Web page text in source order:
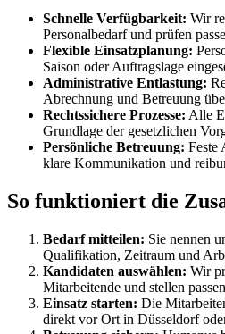
Schnelle Verfügbarkeit: Wir
Personalbedarf und prüfen
Flexible Einsatzplanung:
Saison oder Auftragslage
Administrative Entlastung:
Abrechnung und Betreuung
Rechtssichere Prozesse: Alle
Grundlage der gesetzlichen
Persönliche Betreuung: Feste
klare Kommunikation und
So funktioniert die
Bedarf mitteilen: Sie nennen
Qualifikation, Zeitraum und
Kandidaten auswählen: Wir
Mitarbeitende und stellen
Einsatz starten: Die
direkt vor Ort in Düsseldorf